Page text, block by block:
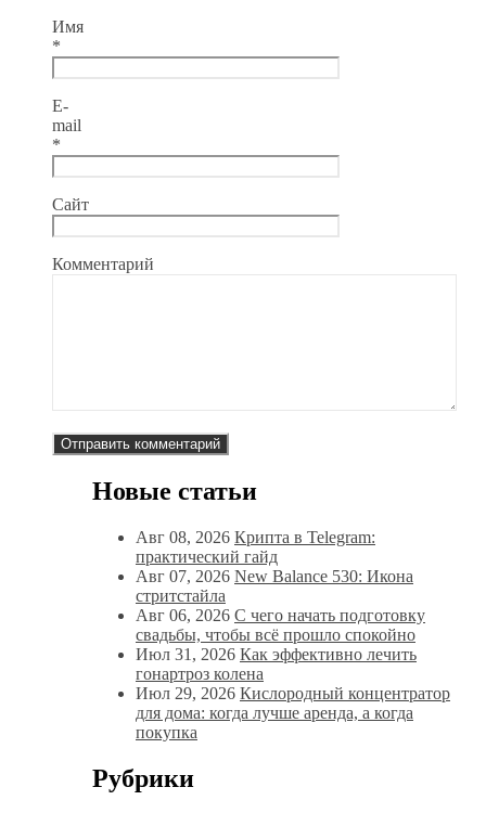
Имя
*
E-
mail
*
Сайт
Комментарий
Новые статьи
Авг 08, 2026 Крипта в Telegram:
практический гайд
Авг 07, 2026 New Balance 530: Икона
стритстайла
Авг 06, 2026 С чего начать подготовку
свадьбы, чтобы всё прошло спокойно
Июл 31, 2026 Как эффективно лечить
гонартроз колена
Июл 29, 2026 Кислородный концентратор
для дома: когда лучше аренда, а когда
покупка
Рубрики